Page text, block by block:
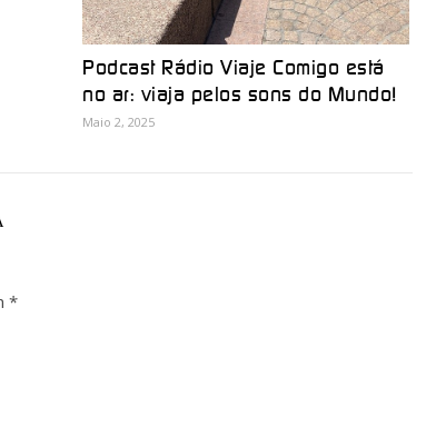
Podcast Rádio Viaje Comigo está
no ar: viaja pelos sons do Mundo!
Maio 2, 2025
*